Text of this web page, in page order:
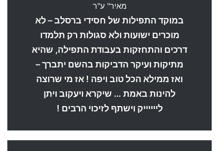
מאיר" ע"ר
במוקד התפילות של חסידי ברסלב – לא
מוכרים ישועות ולא סגולות רק תלמדו
דרכים והתחזקות בעבודת התפילה, שהיא
מתיקות ועיקר הדביקות בהשם יתברך –
ואז ממילא הכל טוב ויפה ! אז מי שרוצה
להינות באמת … שיקרא ויעקוב ויתן
לייייייק וישתף לזיכוי הרבים !